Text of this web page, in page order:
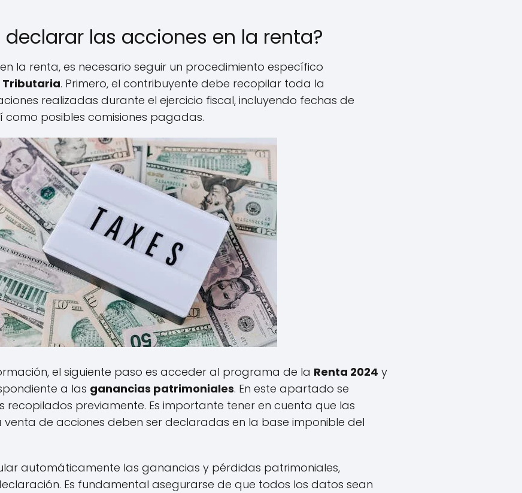
las acciones en la renta?
la renta, es necesario seguir un procedimiento específico
Tributaria. Primero, el contribuyente debe recopilar toda la
realizadas durante el ejercicio fiscal, incluyendo fechas de
como posibles comisiones pagadas.
el siguiente paso es acceder al programa de la Renta 2024 y
a las ganancias patrimoniales. En este apartado se
previamente. Es importante tener en cuenta que las
de acciones deben ser declaradas en la base imponible del
automáticamente las ganancias y pérdidas patrimoniales,
Es fundamental asegurarse de que todos los datos sean